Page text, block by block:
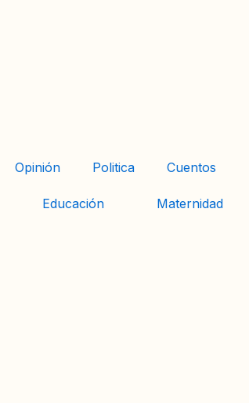
Opinión Politica Cuentos
Educación Maternidad